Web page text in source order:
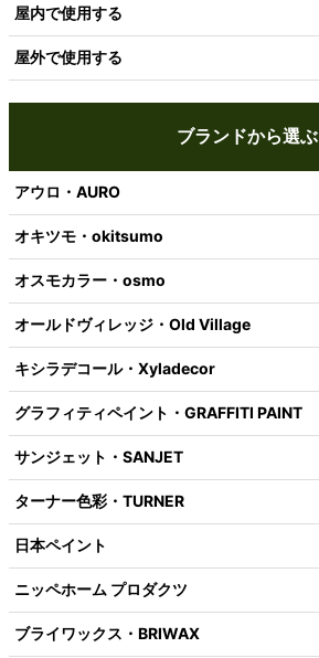
屋内で使用する
屋外で使用する
ブランドから選ぶ
アウロ・AURO
オキツモ・okitsumo
オスモカラー・osmo
オールドヴィレッジ・Old Village
キシラデコール・Xyladecor
グラフィティペイント・GRAFFITI PAINT
サンジェット・SANJET
ターナー色彩・TURNER
日本ペイント
ニッペホーム プロダクツ
ブライワックス・BRIWAX